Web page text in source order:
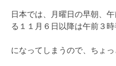
日本では、月曜日の早朝、
る１１月６日以降は午前３時
になってしまうので、ちょ